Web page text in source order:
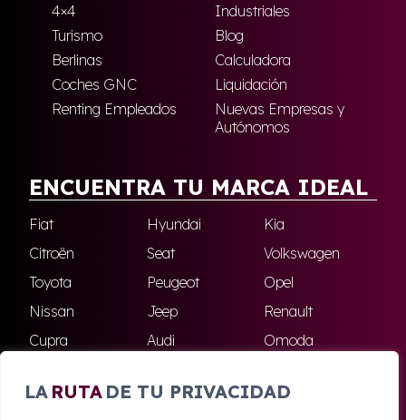
LA RUTA DE TU PRIVACIDAD
4×4
Industriales
Turismo
Blog
Berlinas
Calculadora
Coches GNC
Liquidación
Renting Empleados
Nuevas Empresas y
Autónomos
ENCUENTRA TU MARCA IDEAL
Fiat Hyundai
Kia
Citroën
Seat
Volkswagen
Toyota
Peugeot
Opel
Nissan
Jeep
Renault
Cupra
Audi
Omoda
Skoda
Ford Todas las marcas